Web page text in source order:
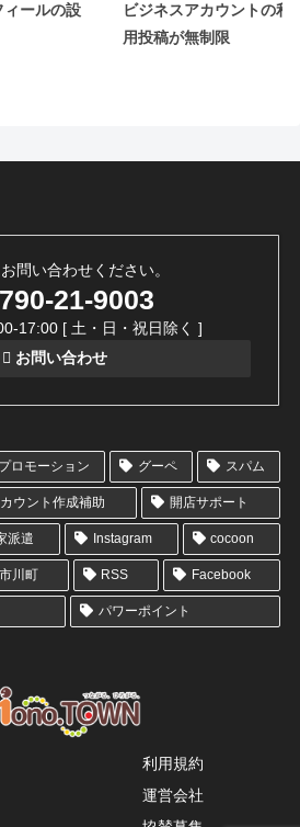
ールの設
ビジネスアカウントの利
用投稿が無制限
問い合わせください。
21-9003
17:00 [ 土・日・祝日除く ]
お問い合わせ
ロモーション グーペ スパム
ウント作成補助 開店サポート
派遣 Instagram cocoon
市川町 RSS Facebook
パワーポイント
利用規約
運営会社